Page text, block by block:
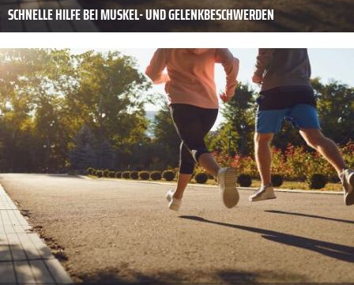
SCHNELLE HILFE BEI MUSKEL- UND GELENKBESCHWERDEN